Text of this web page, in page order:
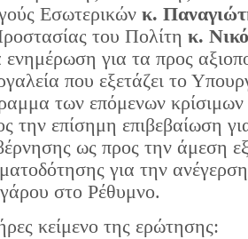
Εσωτερικών κ.
του Πολίτη κ.
ενημέρωση για τα προς
που εξετάζει το
των επόμενων κρίσιμων
την επίσημη επιβεβαίωση
ως προς την άμεση
για την
στο Ρέθυμνο.
κείμενο της ερώτησης: